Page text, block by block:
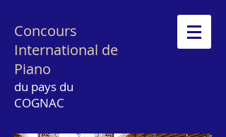
Concours
International de
Piano
du pays du
COGNAC